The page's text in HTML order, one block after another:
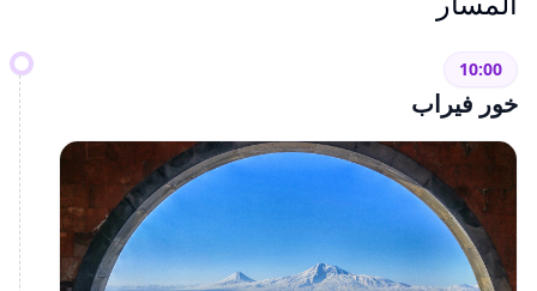
10:00
خور فيراب